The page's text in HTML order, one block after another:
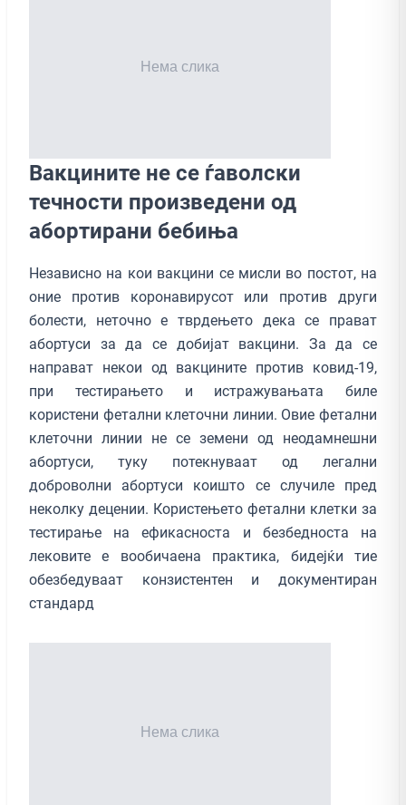
Вакцините не се ѓаволски
течности произведени од
абортирани бебиња
Независно на кои вакцини се мисли во постот, на
оние против коронавирусот или против други
болести, неточно е тврдењето дека се прават
абортуси за да се добијат вакцини. За да се
направат некои од вакцините против ковид-19,
при тестирањето и истражувањата биле
користени фетални клеточни линии. Овие фетални
клеточни линии не се земени од неодамнешни
абортуси, туку потекнуваат од легални
доброволни абортуси коишто се случиле пред
неколку децении. Користењето фетални клетки за
тестирање на ефикасноста и безбедноста на
лековите е вообичаена практика, бидејќи тие
обезбедуваат конзистентен и документиран
стандард